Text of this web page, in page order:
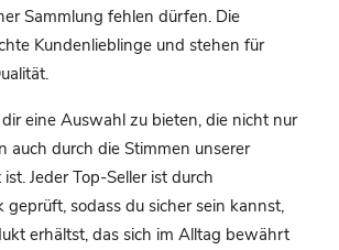
Sammlung fehlen dürfen. Die
Kundenlieblinge und stehen für
dir eine Auswahl zu bieten, die nicht nur
auch durch die Stimmen unserer
Jeder Top-Seller ist durch
geprüft, sodass du sicher sein kannst,
erhältst, das sich im Alltag bewährt